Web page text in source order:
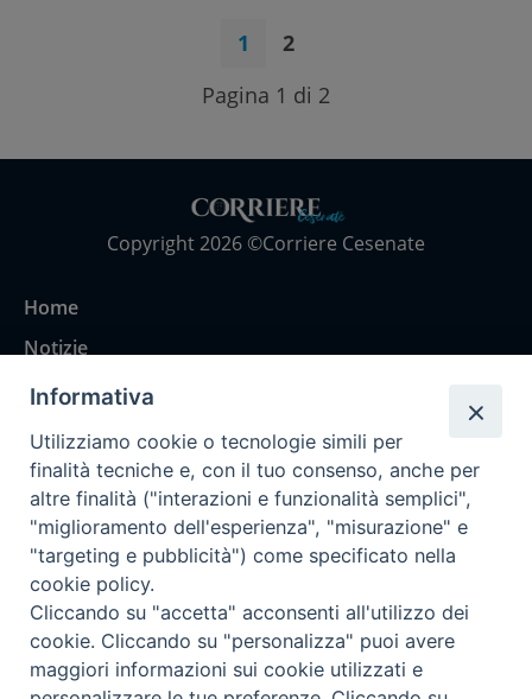
1
2
Pagina 1 di 2
Copyright 2026 ©Corriere Cesenate
Home
Notizie
Rubriche
Chi siamo
Come abbonarsi
Contatti
Informativa
Utilizziamo cookie o tecnologie simili per
finalità tecniche e, con il tuo consenso, anche per
altre finalità ("interazioni e funzionalità semplici",
"miglioramento dell'esperienza", "misurazione" e
"targeting e pubblicità") come specificato nella
cookie policy.
Cliccando su "accetta" acconsenti all'utilizzo dei
cookie. Cliccando su "personalizza" puoi avere
maggiori informazioni sui cookie utilizzati e